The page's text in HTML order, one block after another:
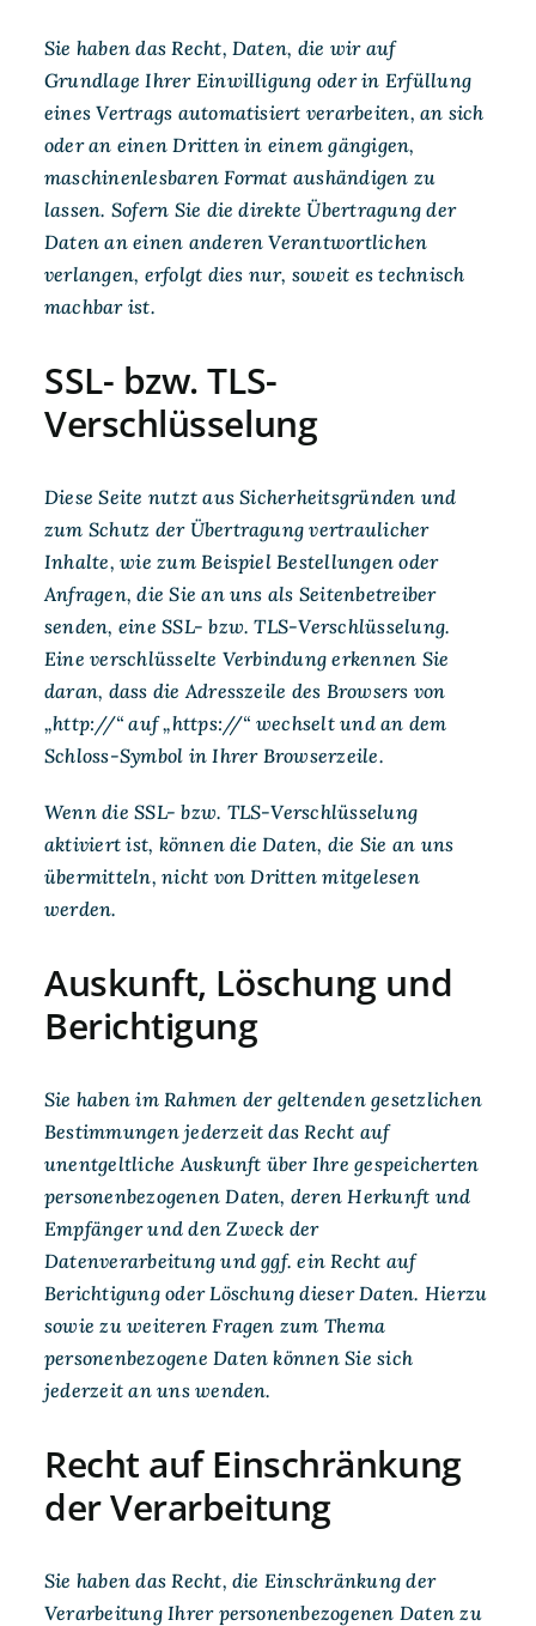
Sie haben das Recht, Daten, die wir auf
Grundlage Ihrer Einwilligung oder in Erfüllung
eines Vertrags automatisiert verarbeiten, an sich
oder an einen Dritten in einem gängigen,
maschinenlesbaren Format aushändigen zu
lassen. Sofern Sie die direkte Übertragung der
Daten an einen anderen Verantwortlichen
verlangen, erfolgt dies nur, soweit es technisch
machbar ist.
SSL- bzw. TLS-
Verschlüsselung
Diese Seite nutzt aus Sicherheitsgründen und
zum Schutz der Übertragung vertraulicher
Inhalte, wie zum Beispiel Bestellungen oder
Anfragen, die Sie an uns als Seitenbetreiber
senden, eine SSL- bzw. TLS-Verschlüsselung.
Eine verschlüsselte Verbindung erkennen Sie
daran, dass die Adresszeile des Browsers von
„http://“ auf „https://“ wechselt und an dem
Schloss-Symbol in Ihrer Browserzeile.
Wenn die SSL- bzw. TLS-Verschlüsselung
aktiviert ist, können die Daten, die Sie an uns
übermitteln, nicht von Dritten mitgelesen
werden.
Auskunft, Löschung und
Berichtigung
Sie haben im Rahmen der geltenden gesetzlichen
Bestimmungen jederzeit das Recht auf
unentgeltliche Auskunft über Ihre gespeicherten
personenbezogenen Daten, deren Herkunft und
Empfänger und den Zweck der
Datenverarbeitung und ggf. ein Recht auf
Berichtigung oder Löschung dieser Daten. Hierzu
sowie zu weiteren Fragen zum Thema
personenbezogene Daten können Sie sich
jederzeit an uns wenden.
Recht auf Einschränkung
der Verarbeitung
Sie haben das Recht, die Einschränkung der
Verarbeitung Ihrer personenbezogenen Daten zu